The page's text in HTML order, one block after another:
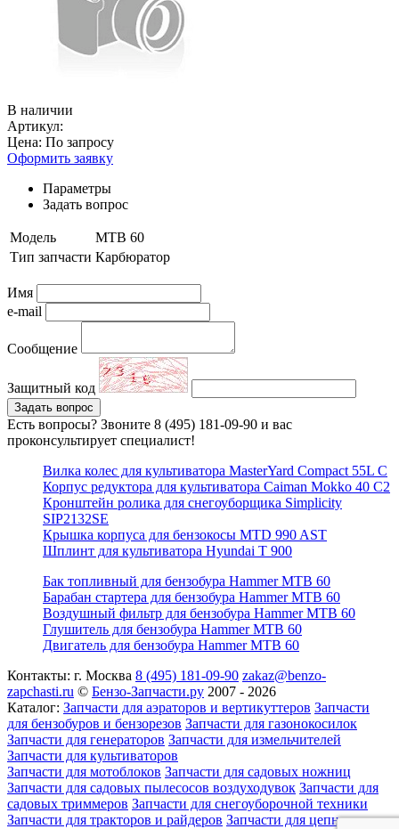
В наличии
Артикул:
Цена: По запросу
Оформить заявку
Параметры
Задать вопрос
Модель
MTB 60
Тип запчасти Карбюратор
Имя
e-mail
Сообщение
Защитный код
Задать вопрос
Есть вопросы? Звоните 8 (495) 181-09-90 и вас
проконсультирует специалист!
Вилка колес для культиватора MasterYard Compact 55L C
Корпус редуктора для культиватора Caiman Mokko 40 C2
Кронштейн ролика для снегоуборщика Simplicity
SIP2132SE
Крышка корпуса для бензокосы MTD 990 AST
Шплинт для культиватора Hyundai T 900
Бак топливный для бензобура Hammer MTB 60
Барабан стартера для бензобура Hammer MTB 60
Воздушный фильтр для бензобура Hammer MTB 60
Глушитель для бензобура Hammer MTB 60
Двигатель для бензобура Hammer MTB 60
Контакты: г. Москва 8 (495) 181-09-90 zakaz@benzo-
zapchasti.ru © Бензо-Запчасти.ру 2007 - 2026
Каталог: Запчасти для аэраторов и вертикуттеров Запчасти
для бензобуров и бензорезов Запчасти для газонокосилок
Запчасти для генераторов Запчасти для измельчителей
Запчасти для культиваторов
Запчасти для мотоблоков Запчасти для садовых ножниц
Запчасти для садовых пылесосов воздуходувок Запчасти для
садовых триммеров Запчасти для снегоуборочной техники
Запчасти для тракторов и райдеров Запчасти для цепных пил